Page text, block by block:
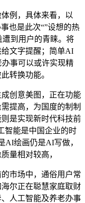
例，具体来看，以
也是此次“”设想的热
到用户的青睐。将
文字提醒；简单AI
事可以或许实现精
转换功能。
创意美图，正在功能
提高，为国度的制制
是实现新时代科技前
智能是中国企业的时
AI绘画仍是AI写做，
量相对较高，
市场中，通俗用户常
尔正在聪慧家庭取财
人工智能及养老办事